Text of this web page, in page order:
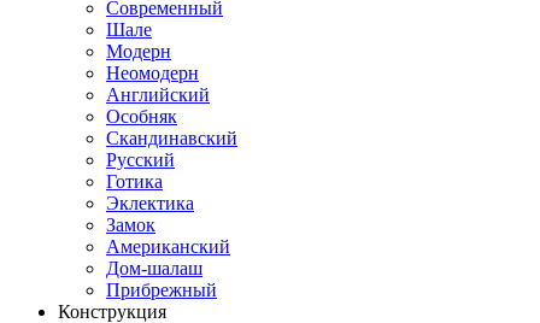
Современный
Шале
Модерн
Неомодерн
Английский
Особняк
Скандинавский
Русский
Готика
Эклектика
Замок
Американский
Дом-шалаш
Прибрежный
Конструкция